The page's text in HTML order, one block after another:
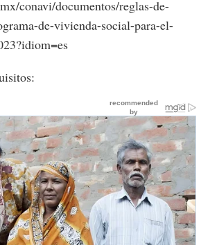
conavi/documentos/reglas-de-
de-vivienda-social-para-el-